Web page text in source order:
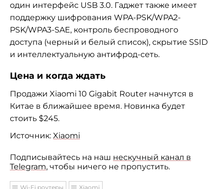
один интерфейс USB 3.0. Гаджет также имеет
поддержку шифрования WPA-PSK/WPA2-
PSK/WPA3-SAE, контроль беспроводного
доступа (черный и белый список), скрытие SSID
и интеллектуальную антифрод-сеть.
Цена и когда ждать
Продажи Xiaomi 10 Gigabit Router начнутся в
Китае в ближайшее время. Новинка будет
стоить $245.
Источник: Xiaomi
Подписывайтесь на наш нескучный канал в
Telegram, чтобы ничего не пропустить.
Wi-Fi роутеры Xiaomi